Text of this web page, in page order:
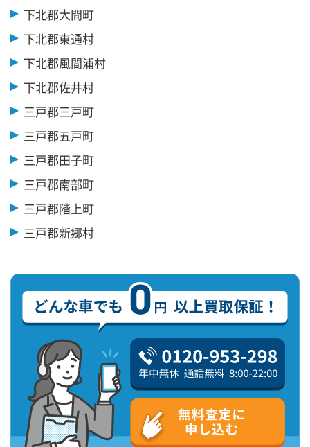
下北郡大間町
下北郡東通村
下北郡風間浦村
下北郡佐井村
三戸郡三戸町
三戸郡五戸町
三戸郡田子町
三戸郡南部町
三戸郡階上町
三戸郡新郷村